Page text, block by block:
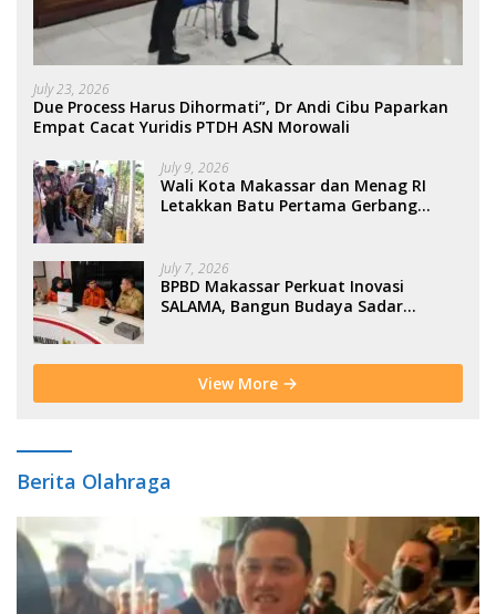
July 23, 2026
Due Process Harus Dihormati”, Dr Andi Cibu Paparkan
Empat Cacat Yuridis PTDH ASN Morowali
July 9, 2026
Wali Kota Makassar dan Menag RI
Letakkan Batu Pertama Gerbang
July 7, 2026
BPBD Makassar Perkuat Inovasi
SALAMA, Bangun Budaya Sadar
View More
Berita Olahraga